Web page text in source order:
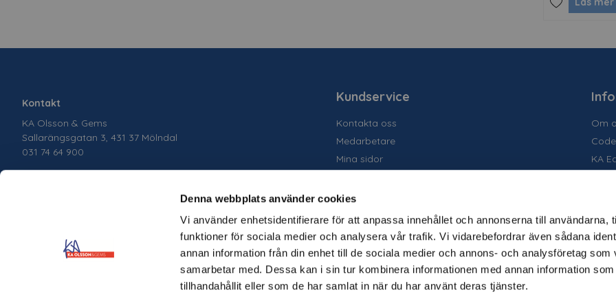
Denna webbplats använder cookies
Vi använder enhetsidentifierare för att anpassa innehållet och annonserna till användarna,
funktioner för sociala medier och analysera vår trafik. Vi vidarebefordrar även sådana
annan information från din enhet till de sociala medier och annons- och analysföretag som
samarbetar med. Dessa kan i sin tur kombinera informationen med annan information
tillhandahållit eller som de har samlat in när du har använt deras tjänster.
Kontakt
KA Olsson & Gems
Sallarängsgatan 3, 431 37 Mölndal
031 74 64 900
Kundservice
Kontakta oss
Medarbetare
Mina sidor
Allmänna villkor
Om
KA